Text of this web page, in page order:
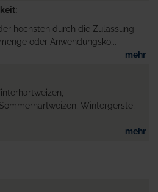
höchsten durch die Zulassung
oder Anwendungsko...
mehr
Wintergerste,
mehr